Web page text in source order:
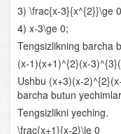
Aralash bo‘lim
Ko‘rsatkichli
Ko‘rsatkichli
Ko‘rsatkichli
3) \frac{x-3}{x^{2}}\ge
4) x-3\ge 0;
Tengsizlikning barcha
(x-1)(x+1)^{2}(x-
Ushbu (x+3)(x-
barcha butun
Tengsizlikni yeching.
\frac{x+1}{x-2}\le 0